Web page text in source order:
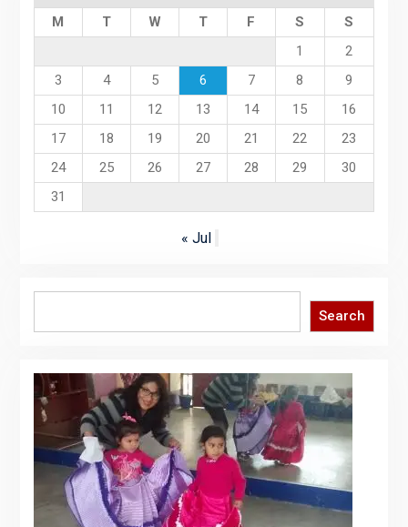
M T W T F S
S
1
2
3
4 5 6 7 8
9
10
11 12 13 14 15
16
17
18 19 20 21 22
23
24
25 26 27 28 29
30
31
« Jul
Search